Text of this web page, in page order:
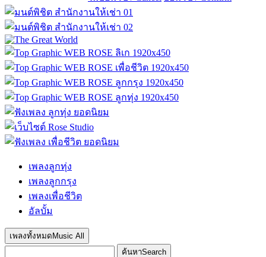
เพลงลูกทุ่ง
เพลงลูกกรุง
เพลงเพื่อชีวิต
อัลบั้ม
เพลงทั้งหมด Music All
ค้นหาSearch